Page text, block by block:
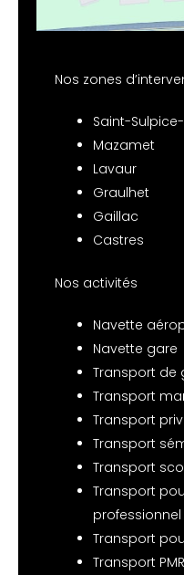
Nos zones
Saint-
Mazamet
Lavaur
Graulhet
Gaillac
Castres
Nos activités
Navette
Navette gare
Transport de
Transport
Transport
Transport
Transport
Transport
professionnel
Transport
Transport PMR